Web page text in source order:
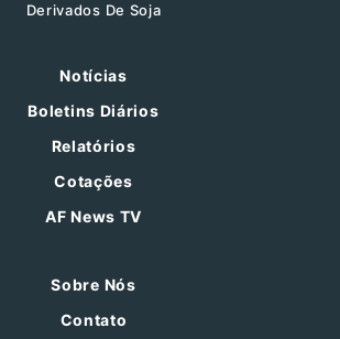
Derivados De Soja
Notícias
Boletins Diários
Relatórios
Cotações
AF News TV
Sobre Nós
Contato